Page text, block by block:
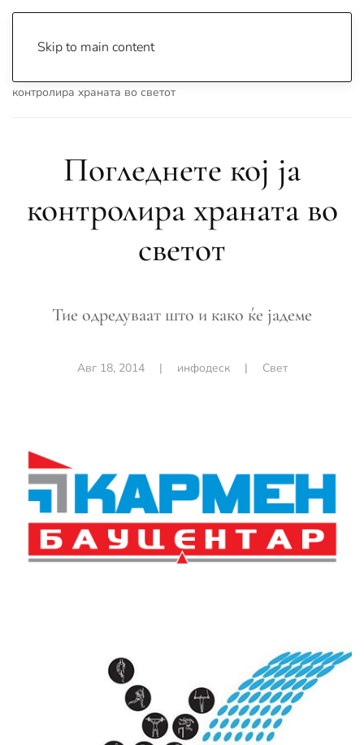
Skip to main content
контролира храната во светот
Погледнете кој ја
контролира храната во
светот
Тие одредуваат што и како ќе јадеме
Авг 18, 2014| инфодеск| Свет